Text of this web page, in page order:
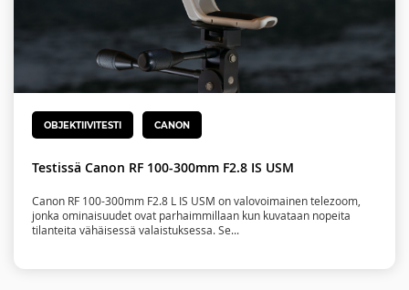
OBJEKTIIVITESTI CANON
Testissä Canon RF 100-300mm F2.8 IS USM
Canon RF 100-300mm F2.8 L IS USM on valovoimainen telezoom,
jonka ominaisuudet ovat parhaimmillaan kun kuvataan nopeita
tilanteita vähäisessä valaistuksessa. Se...